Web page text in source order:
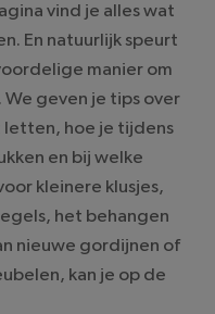
vind je alles wat
En natuurlijk speurt
manier om
geven je tips over
letten, hoe je tijdens
en bij welke
kleinere klusjes,
het behangen
nieuwe gordijnen of
kan je op de